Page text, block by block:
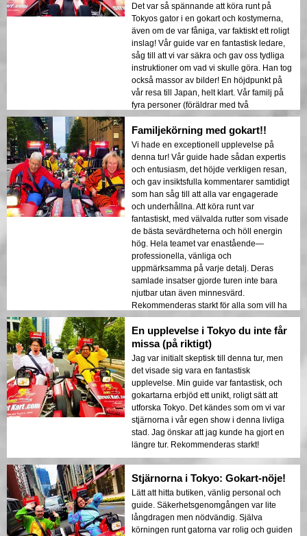
Det var så spännande att köra runt på
Tokyos gator i en gokart och kostymerna,
även om de var fåniga, var faktiskt ett roligt
inslag! Vår guide var en fantastisk ledare,
såg till att vi var säkra och gav oss tydliga
instruktioner om vad vi skulle göra. Han tog
också massor av bilder! En höjdpunkt på
vår resa till Japan, helt klart. Vår familj på
fyra personer (föräldrar med två
universitetsstudenter) älskade det!
Familjekörning med gokart!!
Vi hade en exceptionell upplevelse på
denna tur! Vår guide hade sådan expertis
och entusiasm, det höjde verkligen resan,
och gav insiktsfulla kommentarer samtidigt
som han såg till att alla var engagerade
och underhållna. Att köra runt var
fantastiskt, med välvalda rutter som visade
de bästa sevärdheterna och höll energin
hög. Hela teamet var enastående—
professionella, vänliga och
uppmärksamma på varje detalj. Deras
samlade insatser gjorde turen inte bara
njutbar utan även minnesvärd.
Rekommenderas starkt för alla som vill ha
en fantastisk tid och köra runt i Tokyo!
En upplevelse i Tokyo du inte får
missa (på riktigt)
Jag var initialt skeptisk till denna tur, men
det visade sig vara en fantastisk
upplevelse. Min guide var fantastisk, och
gokartarna erbjöd ett unikt, roligt sätt att
utforska Tokyo. Det kändes som om vi var
stjärnorna i vår egen show i denna livliga
stad. Jag önskar att jag kunde ha gjort en
längre tur. Rekommenderas starkt!
Stjärnorna i Tokyo: Gokart-nöje!
Lätt att hitta butiken, vänlig personal och
guide. Säkerhetsgenomgången var lite
långdragen men nödvändig. Själva
körningen runt gatorna var rolig och guiden